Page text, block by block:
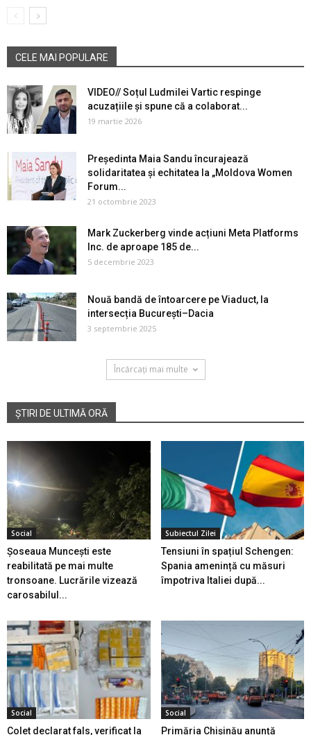
CELE MAI POPULARE
VIDEO// Soțul Ludmilei Vartic respinge
acuzațiile și spune că a colaborat...
19 martie 2026
Președinta Maia Sandu încurajează
solidaritatea și echitatea la „Moldova Women
Forum...
21 octombrie 2023
Mark Zuckerberg vinde acțiuni Meta Platforms
Inc. de aproape 185 de...
5 decembrie 2023
Nouă bandă de întoarcere pe Viaduct, la
intersecția București–Dacia
3 septembrie 2025
Încărcați mai multe
ȘTIRI DE ULTIMĂ ORĂ
Social
Șoseaua Muncești este
reabilitată pe mai multe
tronsoane. Lucrările vizează
carosabilul...
Subiectul Zilei
Tensiuni în spațiul Schengen:
Spania amenință cu măsuri
împotriva Italiei după...
Social
Colet declarat fals, verificat la
Social
Primăria Chișinău anunță